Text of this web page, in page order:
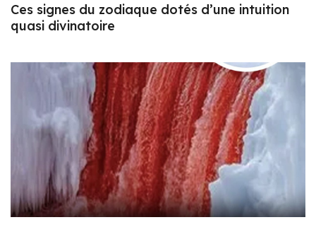
Ces signes du zodiaque dotés d’une intuition
quasi divinatoire